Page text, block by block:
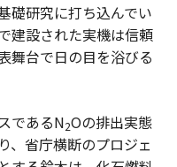
礎研究に打ち込んでい
建設された実機は信頼
舞台で日の目を浴びる
であるN2Oの排出実態
、省庁横断のプロジェ